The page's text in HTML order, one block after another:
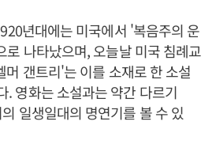
년대에는 미국에서 '복음주의 운
로 나타났으며, 오늘날 미국 침례교
갠트리'는 이를 소재로 한 소설
. 영화는 소설과는 약간 다르기
일생일대의 명연기를 볼 수 있